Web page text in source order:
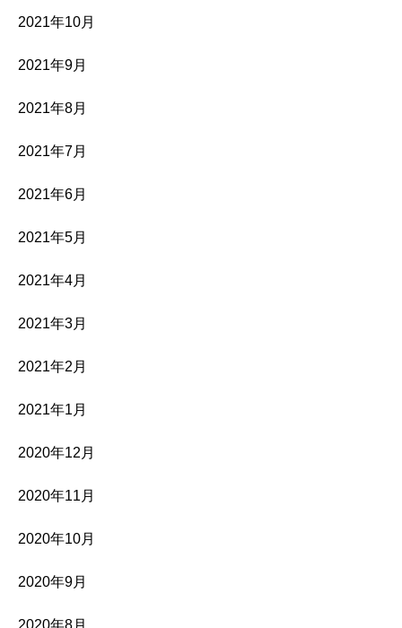
2021年10月
2021年9月
2021年8月
2021年7月
2021年6月
2021年5月
2021年4月
2021年3月
2021年2月
2021年1月
2020年12月
2020年11月
2020年10月
2020年9月